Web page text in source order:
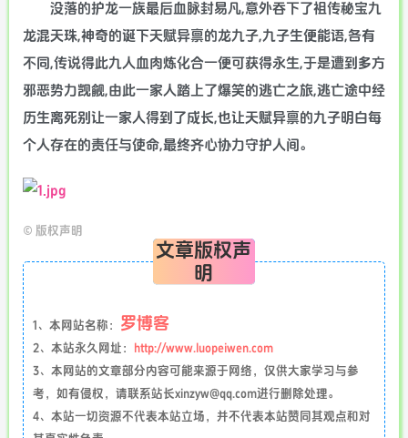
没落的护龙一族最后血脉封易凡,意外吞下了祖传秘宝九
龙混天珠,神奇的诞下天赋异禀的龙九子,九子生便能语,各有
不同,传说得此九人血肉炼化合一便可获得永生,于是遭到多方
邪恶势力觊觎,由此一家人踏上了爆笑的逃亡之旅,逃亡途中经
历生离死别让一家人得到了成长,也让天赋异禀的九子明白每
个人存在的责任与使命,最终齐心协力守护人间。
© 版权声明
文章版权声
明
1、本网站名称： 罗博客
2、本站永久网址：
http://www.luopeiwen.com
3、本网站的文章部分内容可能来源于网络，仅供大家学习与参
考，如有侵权，请联系站长xinzyw@qq.com进行删除处理。
4、本站一切资源不代表本站立场，并不代表本站赞同其观点和对